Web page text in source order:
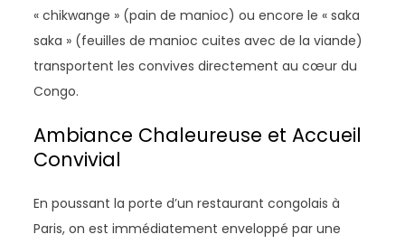
« chikwange » (pain de manioc) ou encore le « saka
saka » (feuilles de manioc cuites avec de la viande)
transportent les convives directement au cœur du
Congo.
Ambiance Chaleureuse et Accueil
Convivial
En poussant la porte d’un restaurant congolais à
Paris, on est immédiatement enveloppé par une